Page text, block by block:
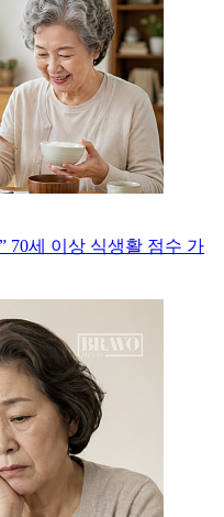
70세 이상 식생활 점수 가